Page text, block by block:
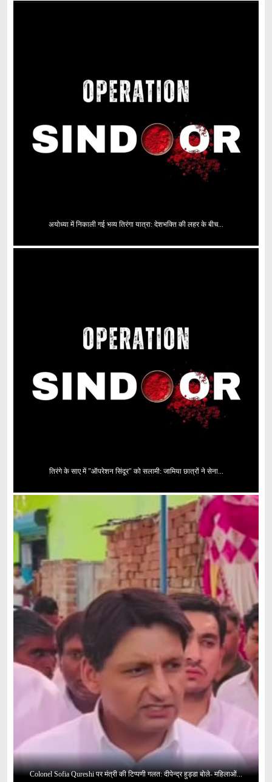
अयोध्या में निकाली गई भव्य तिरंगा यात्रा: देशभक्ति की लहर के बीच...
तिरंगे के साए में "ऑपरेशन सिंदूर" को सलामी: जामिया छात्रों ने सेना...
Colonel Sofia Qureshi पर मंत्री की टिप्पणी गलत: दीपेन्द्र हुड्डा बोले- महिलाओं...